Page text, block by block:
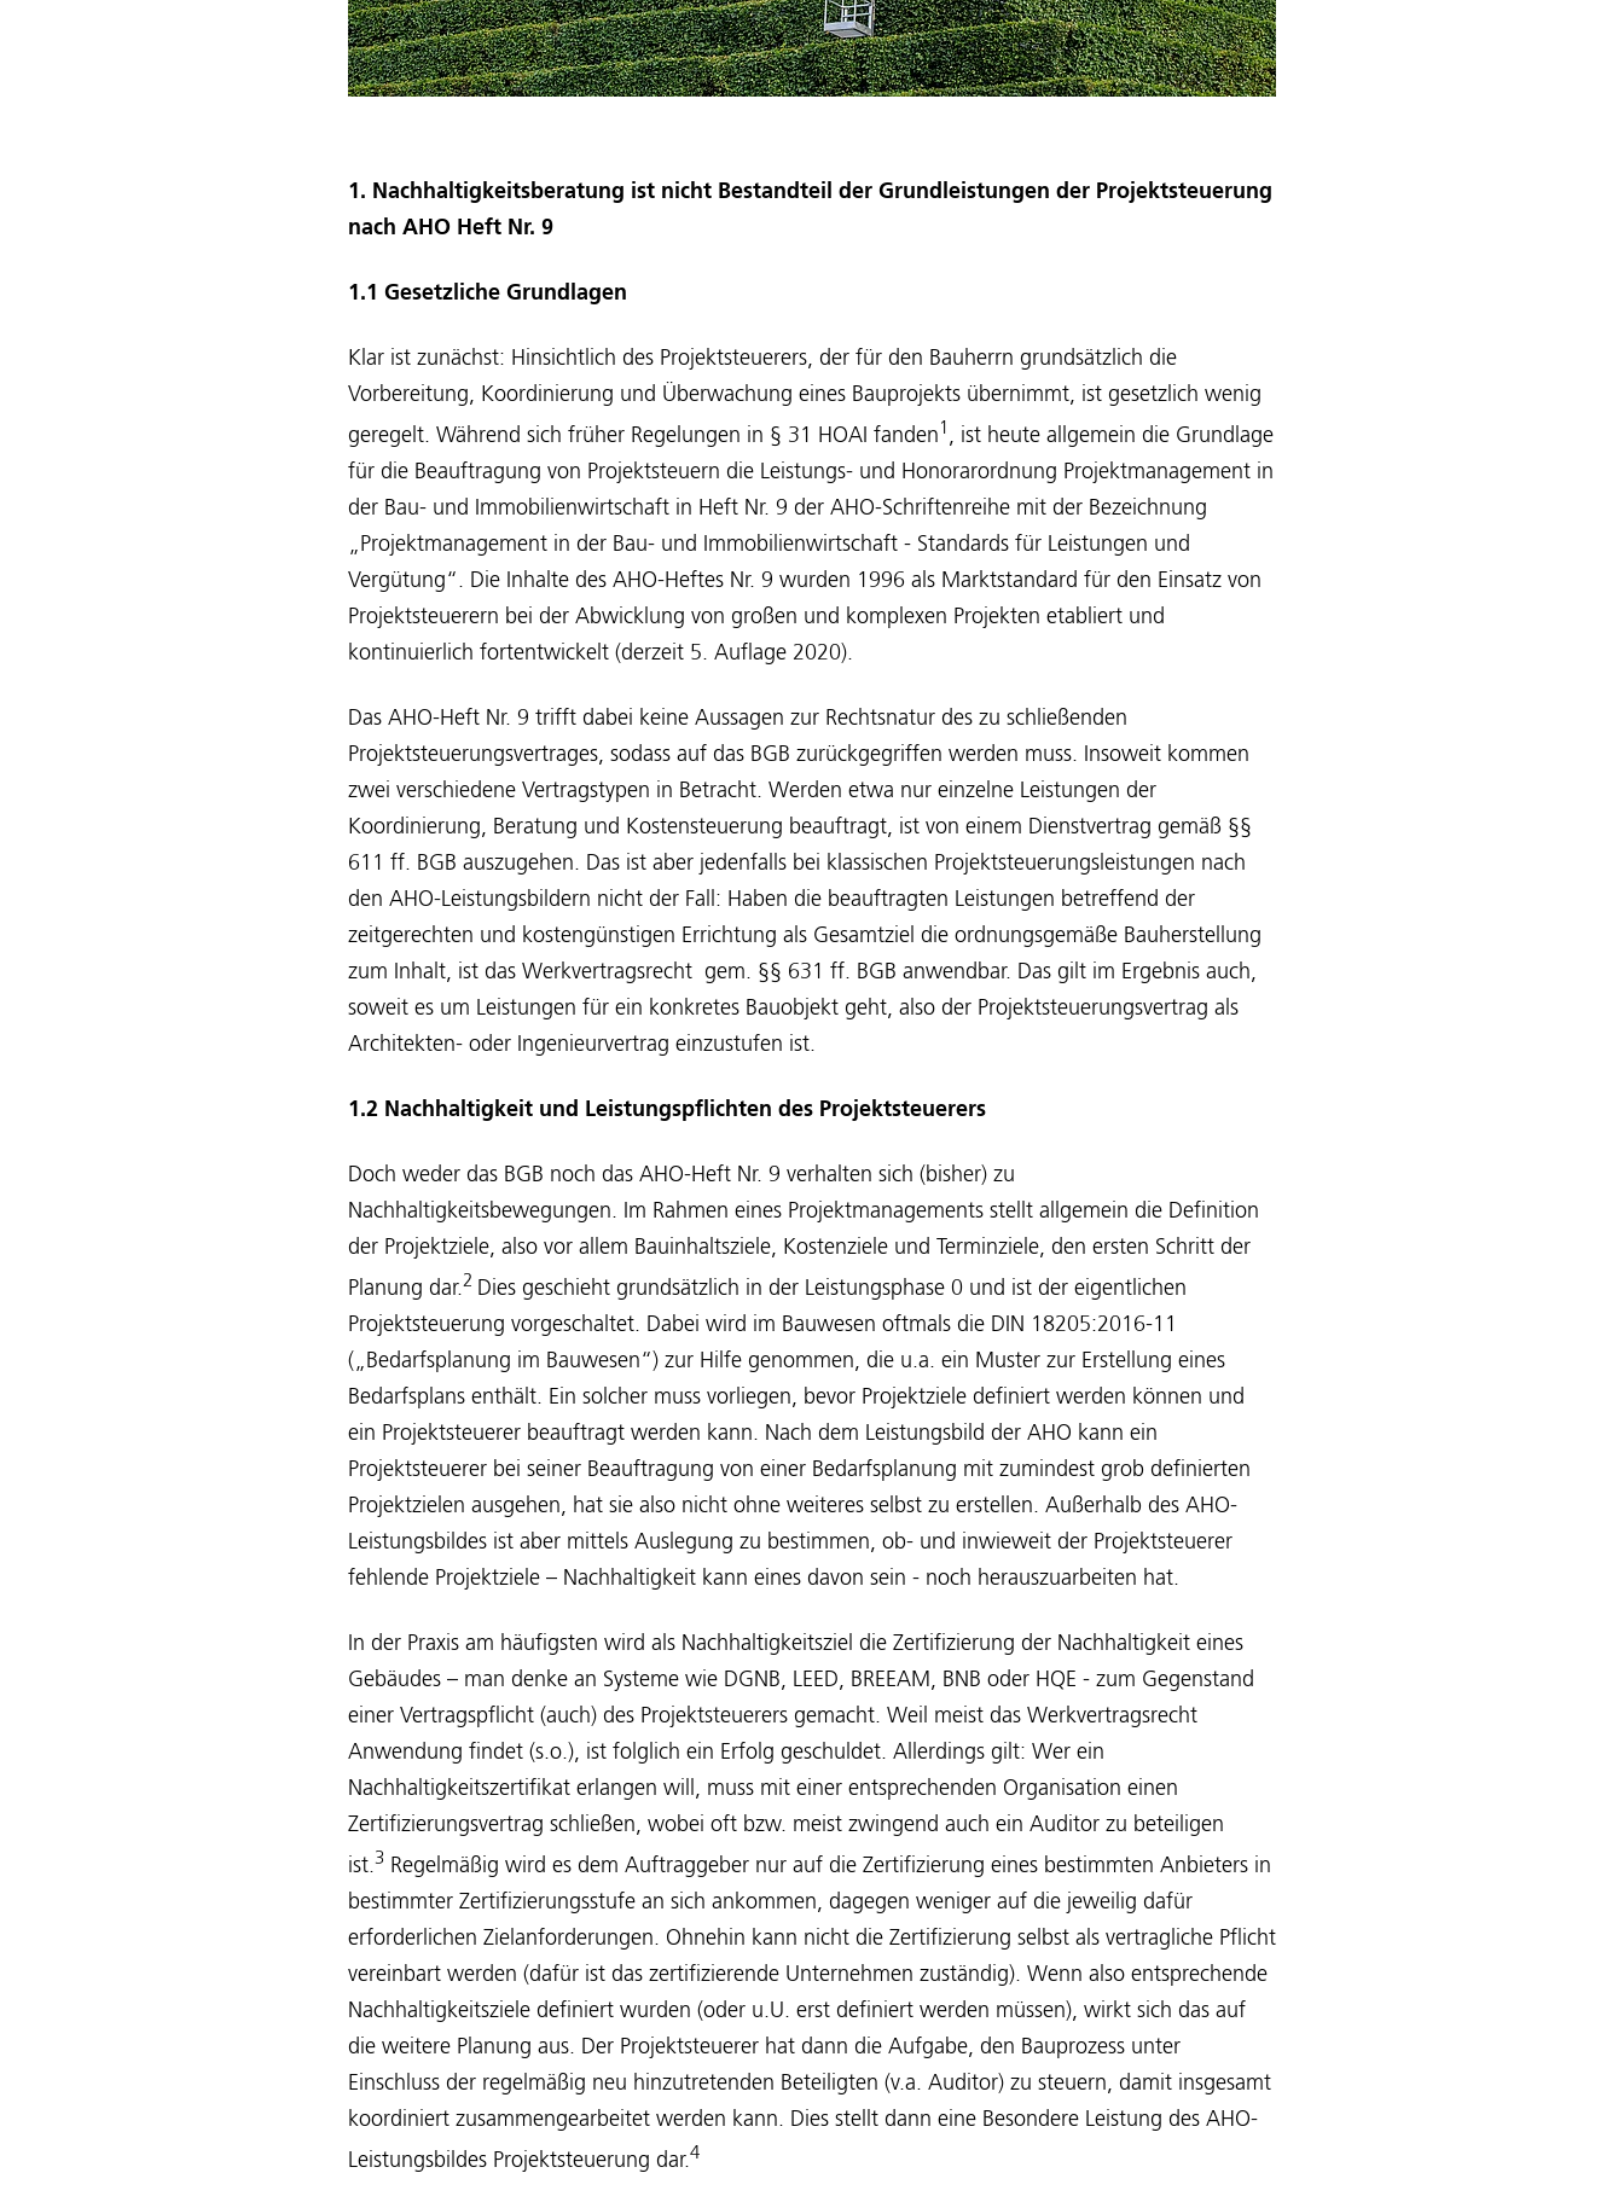
1. Nachhaltigkeitsberatung ist nicht Bestandteil der Grundleistungen der Projektsteuerung
nach AHO Heft Nr. 9
1.1 Gesetzliche Grundlagen
Klar ist zunächst: Hinsichtlich des Projektsteuerers, der für den Bauherrn grundsätzlich die
Vorbereitung, Koordinierung und Überwachung eines Bauprojekts übernimmt, ist gesetzlich wenig
geregelt. Während sich früher Regelungen in § 31 HOAI fanden 1 , ist heute allgemein die Grundlage
für die Beauftragung von Projektsteuern die Leistungs- und Honorarordnung Projektmanagement in
der Bau- und Immobilienwirtschaft in Heft Nr. 9 der AHO-Schriftenreihe mit der Bezeichnung
„Projektmanagement in der Bau- und Immobilienwirtschaft - Standards für Leistungen und
Vergütung“. Die Inhalte des AHO-Heftes Nr. 9 wurden 1996 als Marktstandard für den Einsatz von
Projektsteuerern bei der Abwicklung von großen und komplexen Projekten etabliert und
kontinuierlich fortentwickelt (derzeit 5. Auflage 2020).
Das AHO-Heft Nr. 9 trifft dabei keine Aussagen zur Rechtsnatur des zu schließenden
Projektsteuerungsvertrages, sodass auf das BGB zurückgegriffen werden muss. Insoweit kommen
zwei verschiedene Vertragstypen in Betracht. Werden etwa nur einzelne Leistungen der
Koordinierung, Beratung und Kostensteuerung beauftragt, ist von einem Dienstvertrag gemäß §§
611 ff. BGB auszugehen. Das ist aber jedenfalls bei klassischen Projektsteuerungsleistungen nach
den AHO-Leistungsbildern nicht der Fall: Haben die beauftragten Leistungen betreffend der
zeitgerechten und kostengünstigen Errichtung als Gesamtziel die ordnungsgemäße Bauherstellung
zum Inhalt, ist das Werkvertragsrecht gem. §§ 631 ff. BGB anwendbar. Das gilt im Ergebnis auch,
soweit es um Leistungen für ein konkretes Bauobjekt geht, also der Projektsteuerungsvertrag als
Architekten- oder Ingenieurvertrag einzustufen ist.
1.2 Nachhaltigkeit und Leistungspflichten des Projektsteuerers
Doch weder das BGB noch das AHO-Heft Nr. 9 verhalten sich (bisher) zu
Nachhaltigkeitsbewegungen. Im Rahmen eines Projektmanagements stellt allgemein die Definition
der Projektziele, also vor allem Bauinhaltsziele, Kostenziele und Terminziele, den ersten Schritt der
Planung dar.2 Dies geschieht grundsätzlich in der Leistungsphase 0 und ist der eigentlichen
Projektsteuerung vorgeschaltet. Dabei wird im Bauwesen oftmals die DIN 18205:2016-11
(„Bedarfsplanung im Bauwesen“) zur Hilfe genommen, die u.a. ein Muster zur Erstellung eines
Bedarfsplans enthält. Ein solcher muss vorliegen, bevor Projektziele definiert werden können und
ein Projektsteuerer beauftragt werden kann. Nach dem Leistungsbild der AHO kann ein
Projektsteuerer bei seiner Beauftragung von einer Bedarfsplanung mit zumindest grob definierten
Projektzielen ausgehen, hat sie also nicht ohne weiteres selbst zu erstellen. Außerhalb des AHO-
Leistungsbildes ist aber mittels Auslegung zu bestimmen, ob- und inwieweit der Projektsteuerer
fehlende Projektziele – Nachhaltigkeit kann eines davon sein - noch herauszuarbeiten hat.
In der Praxis am häufigsten wird als Nachhaltigkeitsziel die Zertifizierung der Nachhaltigkeit eines
Gebäudes – man denke an Systeme wie DGNB, LEED, BREEAM, BNB oder HQE - zum Gegenstand
einer Vertragspflicht (auch) des Projektsteuerers gemacht. Weil meist das Werkvertragsrecht
Anwendung findet (s.o.), ist folglich ein Erfolg geschuldet. Allerdings gilt: Wer ein
Nachhaltigkeitszertifikat erlangen will, muss mit einer entsprechenden Organisation einen
Zertifizierungsvertrag schließen, wobei oft bzw. meist zwingend auch ein Auditor zu beteiligen
ist.3 Regelmäßig wird es dem Auftraggeber nur auf die Zertifizierung eines bestimmten Anbieters in
bestimmter Zertifizierungsstufe an sich ankommen, dagegen weniger auf die jeweilig dafür
erforderlichen Zielanforderungen. Ohnehin kann nicht die Zertifizierung selbst als vertragliche Pflicht
vereinbart werden (dafür ist das zertifizierende Unternehmen zuständig). Wenn also entsprechende
Nachhaltigkeitsziele definiert wurden (oder u.U. erst definiert werden müssen), wirkt sich das auf
die weitere Planung aus. Der Projektsteuerer hat dann die Aufgabe, den Bauprozess unter
Einschluss der regelmäßig neu hinzutretenden Beteiligten (v.a. Auditor) zu steuern, damit insgesamt
koordiniert zusammengearbeitet werden kann. Dies stellt dann eine Besondere Leistung des AHO-
Leistungsbildes Projektsteuerung dar.4